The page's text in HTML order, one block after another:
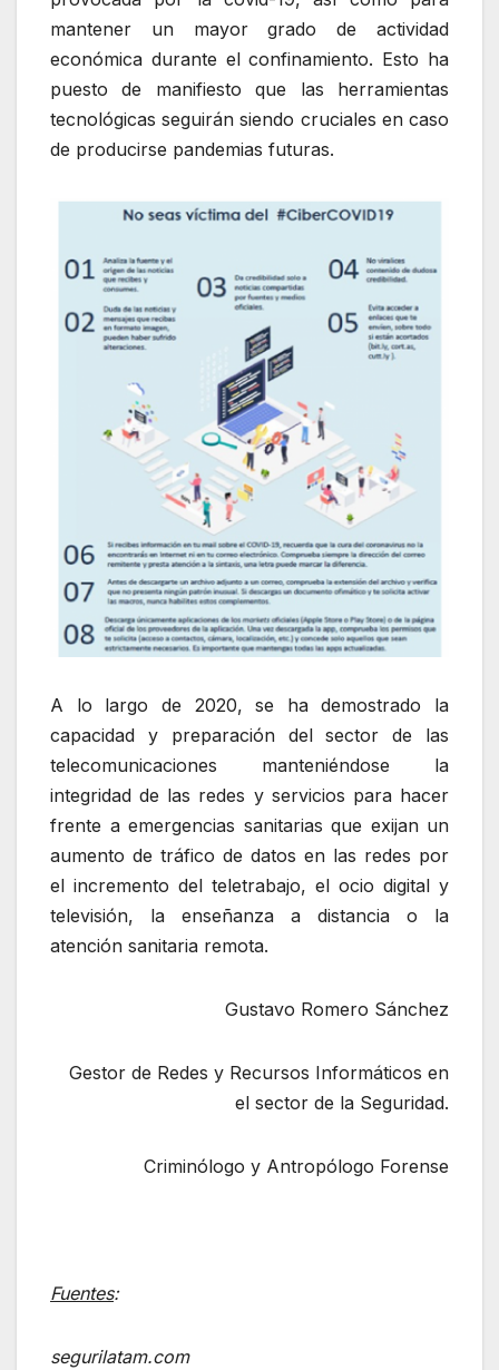
mantener un mayor grado de actividad
económica durante el confinamiento. Esto ha
puesto de manifiesto que las herramientas
tecnológicas seguirán siendo cruciales en caso
de producirse pandemias futuras.
A lo largo de 2020, se ha demostrado la
capacidad y preparación del sector de las
telecomunicaciones manteniéndose la
integridad de las redes y servicios para hacer
frente a emergencias sanitarias que exijan un
aumento de tráfico de datos en las redes por
el incremento del teletrabajo, el ocio digital y
televisión, la enseñanza a distancia o la
atención sanitaria remota.
Gustavo Romero Sánchez
Gestor de Redes y Recursos Informáticos en
el sector de la Seguridad.
Criminólogo y Antropólogo Forense
Fuentes:
segurilatam.com